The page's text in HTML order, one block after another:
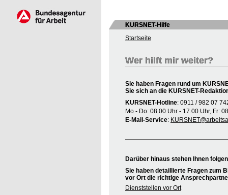
KURSNET-Hilfe
Startseite
Wer hilft mir weiter?
Sie haben Fragen rund um
Sie sich an die KURSNET-
KURSNET-Hotline: 0911 / 982 07
Mo - Do: 08.00 Uhr - 17.00 Uhr, Fr:
E-Mail-Service:
Darüber hinaus stehen Ihnen
Sie haben detaillierte Fragen zum
vor Ort die richtige
Dienststellen vor Ort